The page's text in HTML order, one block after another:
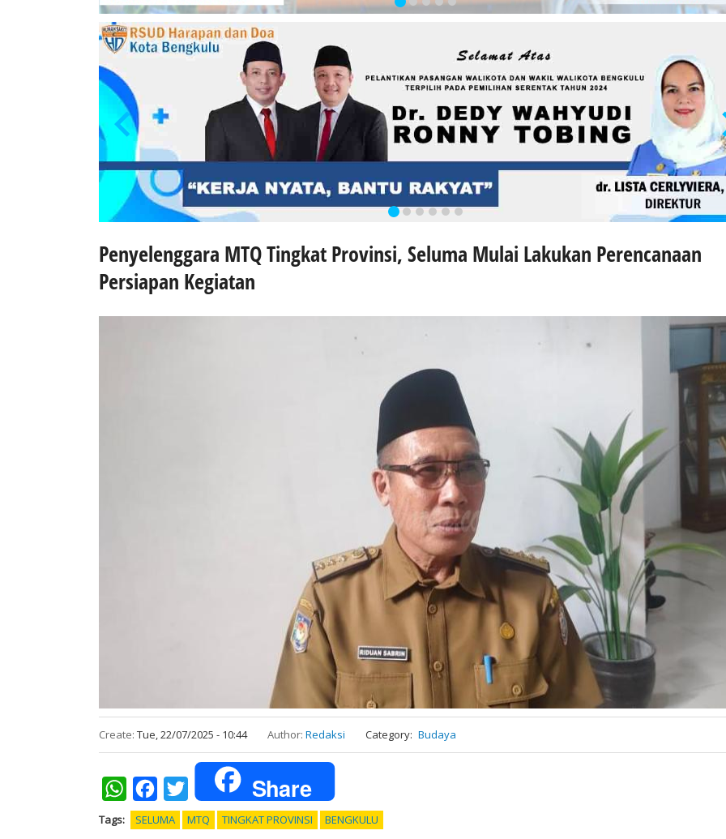
Penyelenggara MTQ Tingkat Provinsi, Seluma Mulai Lakukan Perencanaan
Persiapan Kegiatan
Create: Tue, 22/07/2025 - 10:44 Author: Redaksi Category Budaya
WhatsAppFacebookTwitter Share
Tags SELUMA MTQ TINGKAT PROVINSI BENGKULU